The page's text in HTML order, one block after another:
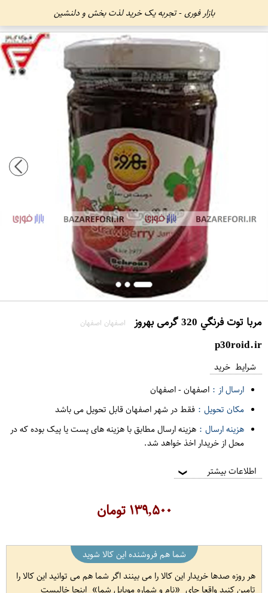
بازار فوری - تجربه یک خرید لذت بخش و دلنشین
مربا توت فرنگي 320 گرمی بهروز اصفهان اصفهان
p30roid.ir
شرایط خرید
ارسال از : اصفهان-اصفهان
مکان تحویل : فقط در شهر اصفهان قابل تحویل می باشد
هزینه ارسال : هزینه ارسال مطابق با هزینه های پست یا پیک بوده که در
محل از خریدار اخذ خواهد شد.
اطلاعات بیشتر ❯
۱۳۹,۵۰۰تومان
شما هم فروشنده این کالا شوید
هر روزه صدها خریدار این کالا را می بینند اگر شما هم می توانید این کالا را
تامین کنید واقعا جای
نام و شماره موبایل شما اینجا خالیست